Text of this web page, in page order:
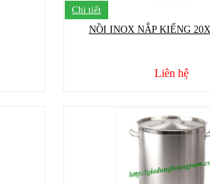
Chi tiết
NỒI INOX NẮP KIẾNG
Liên hệ